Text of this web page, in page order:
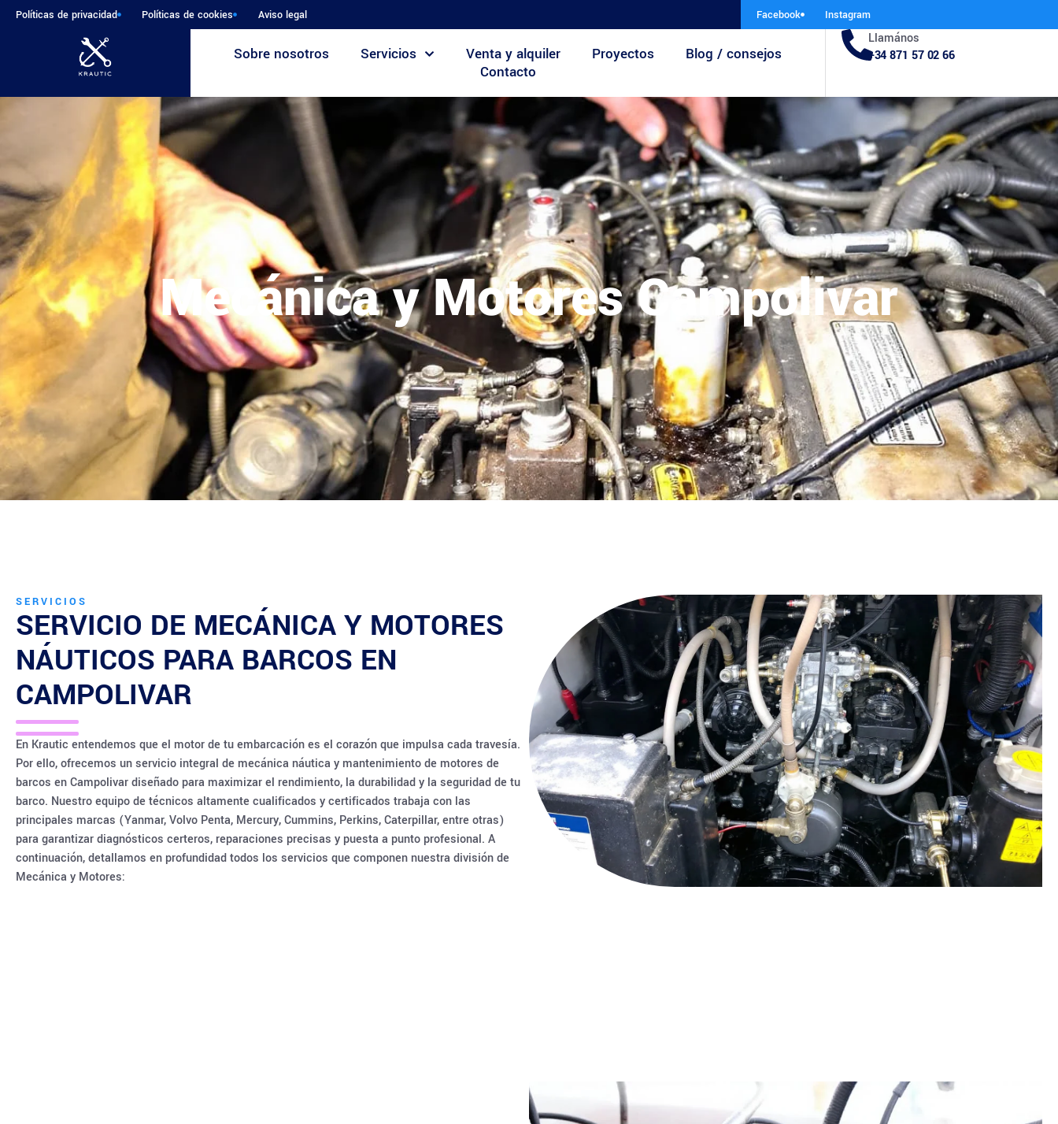
Políticas de privacidad Políticas de cookies Aviso legal Facebook Instagram
Sobre nosotros Servicios Venta y alquiler Proyectos
Blog / consejos
Contacto
Llamános
+34 871 57 02 66
Mecánica y Motores Campolivar
SERVICIOS
SERVICIO DE MECÁNICA Y MOTORES
NÁUTICOS PARA BARCOS EN
CAMPOLIVAR
En Krautic entendemos que el motor de tu embarcación es el corazón que impulsa cada travesía.
Por ello, ofrecemos un servicio integral de mecánica náutica y mantenimiento de motores de
barcos en Campolivar diseñado para maximizar el rendimiento, la durabilidad y la seguridad de tu
barco. Nuestro equipo de técnicos altamente cualificados y certificados trabaja con las
principales marcas (Yanmar, Volvo Penta, Mercury, Cummins, Perkins, Caterpillar, entre otras)
para garantizar diagnósticos certeros, reparaciones precisas y puesta a punto profesional. A
continuación, detallamos en profundidad todos los servicios que componen nuestra división de
Mecánica y Motores: